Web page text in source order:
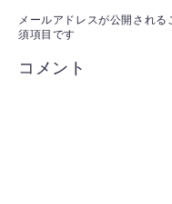
メールアドレスが公開される
須項目です
コメント